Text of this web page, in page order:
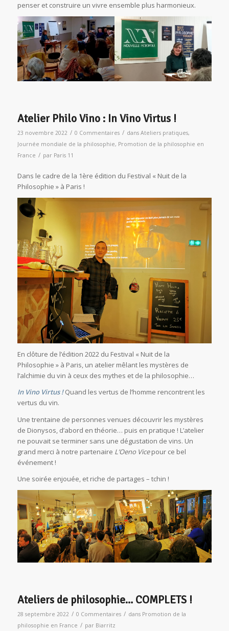
penser et construire un vivre ensemble plus harmonieux.
Atelier Philo Vino : In Vino Virtus !
23 novembre 2022 / 0 Commentaires / dans Ateliers pratiques,
Journée mondiale de la philosophie, Promotion de la philosophie en
France / par Paris 11
Dans le cadre de la 1ère édition du Festival « Nuit de la
Philosophie » à Paris !
En clôture de l’édition 2022 du Festival « Nuit de la
Philosophie » à Paris, un atelier mêlant les mystères de
l’alchimie du vin à ceux des mythes et de la philosophie…
In Vino Virtus !Quand les vertus de l’homme rencontrent les
vertus du vin.
Une trentaine de personnes venues découvrir les mystères
de Dionysos, d’abord en théorie… puis en pratique ! L’atelier
ne pouvait se terminer sans une dégustation de vins. Un
grand merci à notre partenaire L’Oeno Vicepour ce bel
événement !
Une soirée enjouée, et riche de partages – tchin !
Ateliers de philosophie… COMPLETS !
28 septembre 2022 / 0 Commentaires / dans Promotion de la
philosophie en France / par Biarritz